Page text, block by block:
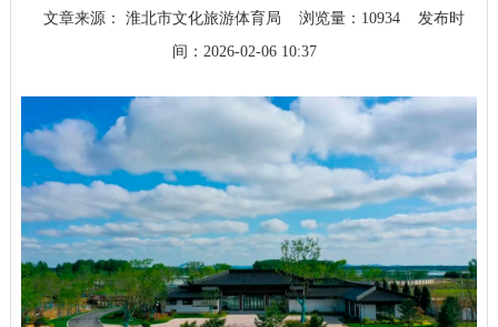
文章来源： 淮北市文化旅游体育局 浏览量： 10934
发布时
间：2026-02-06 10:37